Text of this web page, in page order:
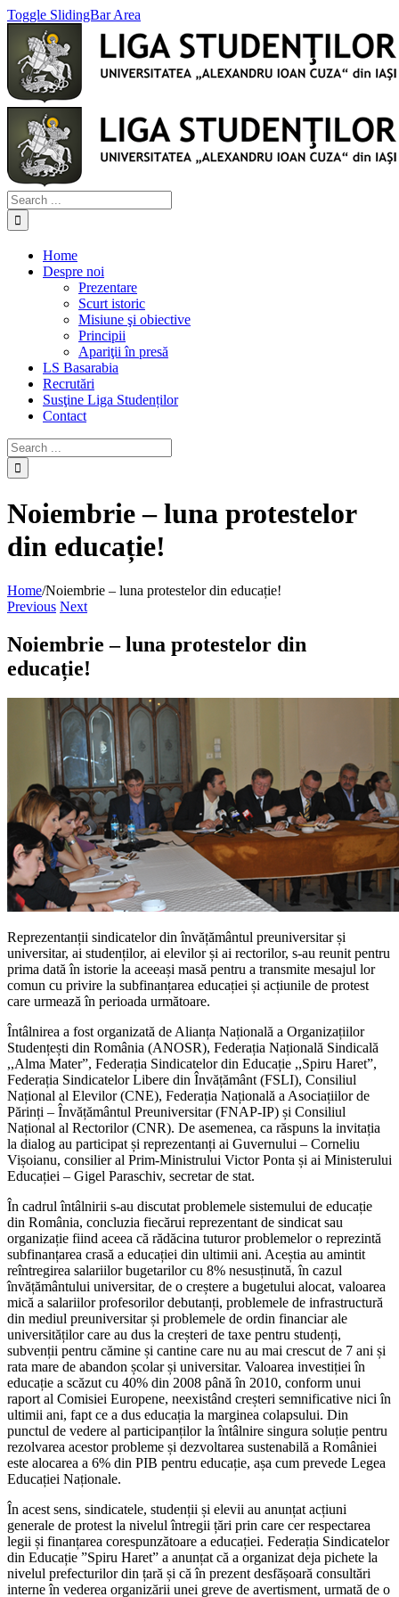
Toggle SlidingBar Area
Home
Despre noi
Prezentare
Scurt istoric
Misiune şi obiective
Principii
Apariţii în presă
LS Basarabia
Recrutări
Susţine Liga Studenților
Contact
Noiembrie – luna protestelor
din educație!
Home/Noiembrie – luna protestelor din educație!
Previous Next
Noiembrie – luna protestelor din
educație!
Reprezentanții sindicatelor din învățământul preuniversitar și
universitar, ai studenților, ai elevilor și ai rectorilor, s-au reunit pentru
prima dată în istorie la aceeași masă pentru a transmite mesajul lor
comun cu privire la subfinanțarea educației și acțiunile de protest
care urmează în perioada următoare.
Întâlnirea a fost organizată de Alianța Națională a Organizațiilor
Studențești din România (ANOSR), Federația Națională Sindicală
,,Alma Mater”, Federația Sindicatelor din Educație ,,Spiru Haret”,
Federația Sindicatelor Libere din Învățământ (FSLI), Consiliul
Național al Elevilor (CNE), Federația Națională a Asociațiilor de
Părinți – Învățământul Preuniversitar (FNAP-IP) și Consiliul
Național al Rectorilor (CNR). De asemenea, ca răspuns la invitația
la dialog au participat și reprezentanți ai Guvernului – Corneliu
Vișoianu, consilier al Prim-Ministrului Victor Ponta și ai Ministerului
Educației – Gigel Paraschiv, secretar de stat.
În cadrul întâlnirii s-au discutat problemele sistemului de educație
din România, concluzia fiecărui reprezentant de sindicat sau
organizație fiind aceea că rădăcina tuturor problemelor o reprezintă
subfinanțarea crasă a educației din ultimii ani. Aceștia au amintit
reîntregirea salariilor bugetarilor cu 8% nesusținută, în cazul
învățământului universitar, de o creștere a bugetului alocat, valoarea
mică a salariilor profesorilor debutanți, problemele de infrastructură
din mediul preuniversitar și problemele de ordin financiar ale
universităților care au dus la creșteri de taxe pentru studenți,
subvenții pentru cămine și cantine care nu au mai crescut de 7 ani și
rata mare de abandon școlar și universitar. Valoarea investiției în
educație a scăzut cu 40% din 2008 până în 2010, conform unui
raport al Comisiei Europene, neexistând creșteri semnificative nici în
ultimii ani, fapt ce a dus educația la marginea colapsului. Din
punctul de vedere al participanților la întâlnire singura soluție pentru
rezolvarea acestor probleme și dezvoltarea sustenabilă a României
este alocarea a 6% din PIB pentru educație, așa cum prevede Legea
Educației Naționale.
În acest sens, sindicatele, studenții și elevii au anunțat acțiuni
generale de protest la nivelul întregii țări prin care cer respectarea
legii și finanțarea corespunzătoare a educației. Federația Sindicatelor
din Educație ”Spiru Haret” a anunțat că a organizat deja pichete la
nivelul prefecturilor din țară și că în prezent desfășoară consultări
interne în vederea organizării unei greve de avertisment, urmată de o